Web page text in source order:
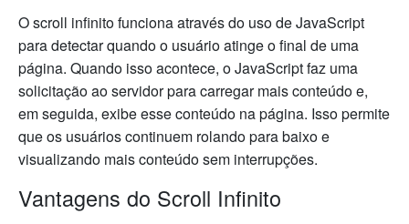
O scroll infinito funciona através do uso de JavaScript
para detectar quando o usuário atinge o final de uma
página. Quando isso acontece, o JavaScript faz uma
solicitação ao servidor para carregar mais conteúdo e,
em seguida, exibe esse conteúdo na página. Isso permite
que os usuários continuem rolando para baixo e
visualizando mais conteúdo sem interrupções.
Vantagens do Scroll Infinito